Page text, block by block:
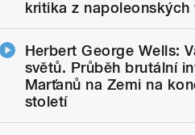
kritika z napoleonských
Herbert George Wells:
světů. Průběh brutální
Marťanů na Zemi na
století